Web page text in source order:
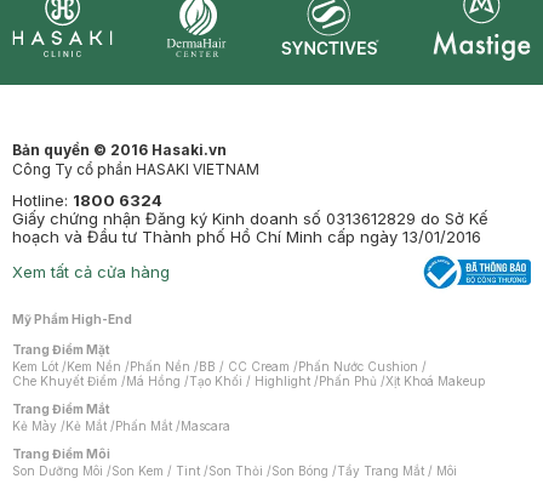
Bản quyền © 2016 Hasaki.vn
Công Ty cổ phần HASAKI VIETNAM
Hotline: 1800 6324
Giấy chứng nhận Đăng ký Kinh doanh số 0313612829 do Sở Kế
hoạch và Đầu tư Thành phố Hồ Chí Minh cấp ngày 13/01/2016
Xem tất cả cửa hàng
Mỹ Phẩm High-End
Trang Điểm Mặt
Kem Lót /Kem Nền /Phấn Nền /BB / CC Cream /Phấn Nước Cushion /
Che Khuyết Điểm /Má Hồng /Tạo Khối / Highlight /Phấn Phủ /Xịt Khoá Makeup
Trang Điểm Mắt
Kẻ Mày /Kẻ Mắt /Phấn Mắt /Mascara
Trang Điểm Môi
Son Dưỡng Môi /Son Kem / Tint /Son Thỏi /Son Bóng /Tẩy Trang Mắt / Môi